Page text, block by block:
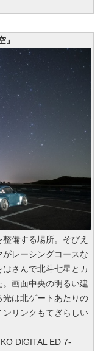
』
備する場所。そびえ
レーシングコースな
さんで北斗七星とカ
画面中央の明るい建
は北ゲートあたりの
リンクもてぎらしい
DIGITAL ED 7-